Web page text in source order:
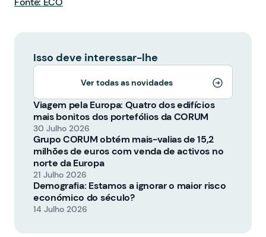
Isso deve interessar-lhe
Ver todas as novidades
Viagem pela Europa: Quatro dos edifícios
mais bonitos dos portefólios da CORUM
30 Julho 2026
Grupo CORUM obtém mais-valias de 15,2
milhões de euros com venda de activos no
norte da Europa
21 Julho 2026
Demografia: Estamos a ignorar o maior risco
económico do século?
14 Julho 2026